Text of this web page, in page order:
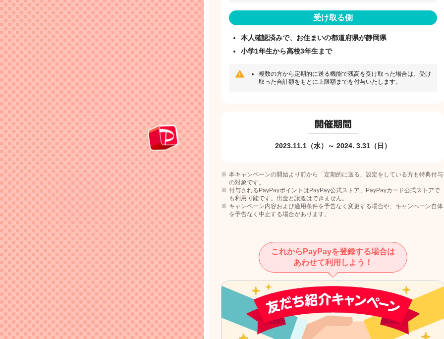
受け取る側
本人確認済みで、お住まいの都道府県が静岡県
小学1年生から高校3年生まで
複数の方から定期的に送る機能で残高を受け取った場合は、受け
取った合計額をもとに上限額までを付与いたします。
2023.11.1（水）～ 2024. 3.31（日）
本キャンペーンの開始より前から「定期的に送る」設定をしている方も特典付与
の対象です。
付与されるPayPayポイントはPayPay公式ストア、PayPayカード公式ストアで
も利用可能です。出金と譲渡はできません。
キャンペーン内容および適用条件を予告なく変更する場合や、キャンペーン自体
を予告なく中止する場合があります。
これからPayPayを登録する場合は
あわせて利用しよう！